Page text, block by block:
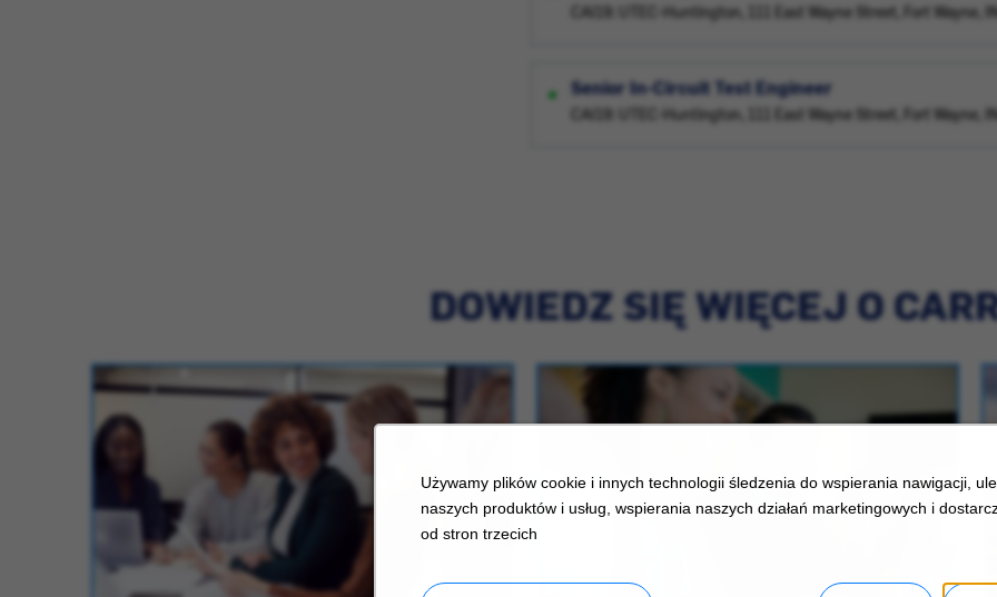
Używamy plików cookie i innych technologii śledzenia do wspierania nawigacji,
naszych produktów i usług, wspierania naszych działań marketingowych i
od stron trzecich
CAI19: UTEC-Huntington, 111 East Wayne Street, Fort Wayne,
Senior In-Circuit Test Engineer
CAI19: UTEC-Huntington, 111 East Wayne Street, Fort Wayne,
DOWIEDZ SIĘ WIĘCEJ O